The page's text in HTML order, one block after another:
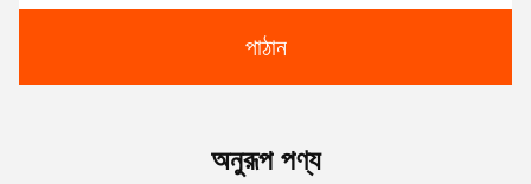
পাঠান
অনুরূপ পণ্য